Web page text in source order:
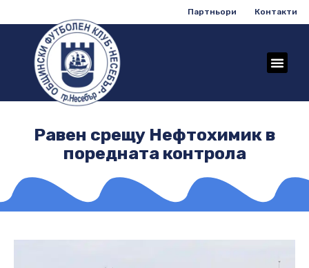
Партньори Контакти
Равен срещу Нефтохимик в
поредната контрола